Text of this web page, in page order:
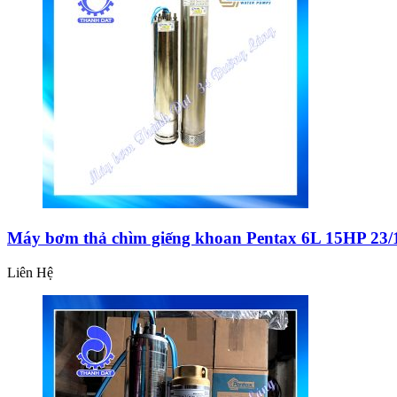
Máy bơm thả chìm giếng khoan Pentax 6L 15HP 23/
Liên Hệ